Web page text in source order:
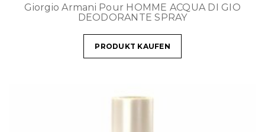
Giorgio Armani Pour HOMME ACQUA DI GIO
DEODORANTE SPRAY
PRODUKT KAUFEN